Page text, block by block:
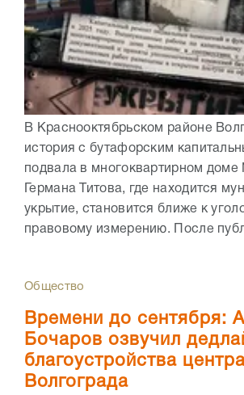
В Краснооктябрьском районе
история с бутафорским
подвала в многоквартирном
Германа Титова, где находится
укрытие, становится ближе к
правовому измерению. После
Общество
Времени до сентября:
Бочаров озвучил
благоустройства
Волгограда